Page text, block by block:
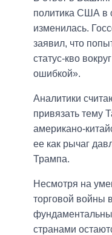
политика США в
изменилась.
заявил, что
статус-кво
ошибкой».
Аналитики
привязать тему
американо-
ее как рычаг
Трампа.
Несмотря на
торговой войны
странами